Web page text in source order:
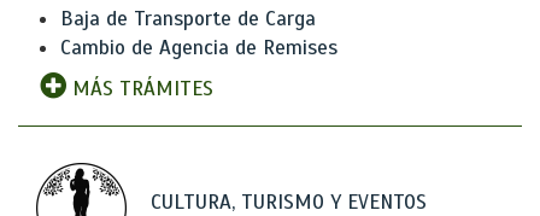
Baja de Transporte de Carga
Cambio de Agencia de Remises
MÁS TRÁMITES
CULTURA, TURISMO Y EVENTOS